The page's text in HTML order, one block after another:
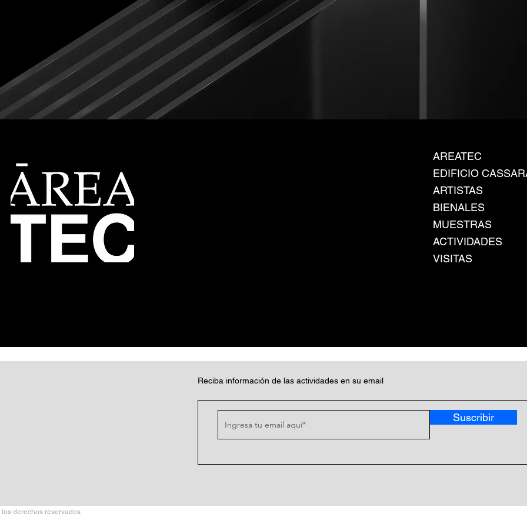
AREATEC
EDIFICIO
ARTISTAS
BIENALES
MUESTRAS
ACTIVIDADES
VISITAS
Reciba información de las actividades en su email
Suscribir
derechos reservados